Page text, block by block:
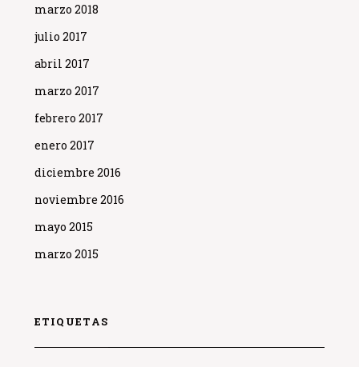
marzo 2018
julio 2017
abril 2017
marzo 2017
febrero 2017
enero 2017
diciembre 2016
noviembre 2016
mayo 2015
marzo 2015
ETIQUETAS